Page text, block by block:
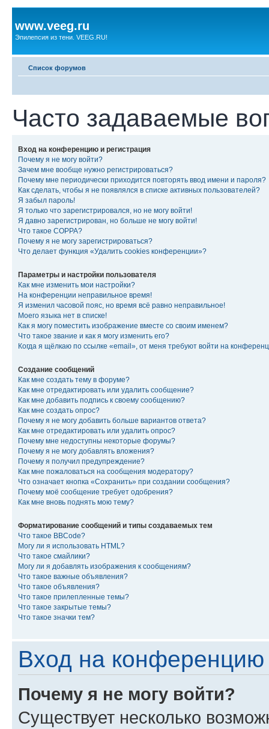
www.veeg.ru
Эпилепсия из тени. VEEG.RU!
Список форумов
Часто задаваемые
Вход на конференцию и регистрация
Почему я не могу войти?
Зачем мне вообще нужно регистрироваться?
Почему мне периодически приходится повторять ввод имени и пароля?
Как сделать, чтобы я не появлялся в списке активных пользователей?
Я забыл пароль!
Я только что зарегистрировался, но не могу войти!
Я давно зарегистрирован, но больше не могу войти!
Что такое COPPA?
Почему я не могу зарегистрироваться?
Что делает функция «Удалить cookies конференции»?
Параметры и настройки пользователя
Как мне изменить мои настройки?
На конференции неправильное время!
Я изменил часовой пояс, но время всё равно неправильное!
Моего языка нет в списке!
Как я могу поместить изображение вместе со своим именем?
Что такое звание и как я могу изменить его?
Когда я щёлкаю по ссылке «email», от меня требуют войти на
Создание сообщений
Как мне создать тему в форуме?
Как мне отредактировать или удалить сообщение?
Как мне добавить подпись к своему сообщению?
Как мне создать опрос?
Почему я не могу добавить больше вариантов ответа?
Как мне отредактировать или удалить опрос?
Почему мне недоступны некоторые форумы?
Почему я не могу добавлять вложения?
Почему я получил предупреждение?
Как мне пожаловаться на сообщения модератору?
Что означает кнопка «Сохранить» при создании сообщения?
Почему моё сообщение требует одобрения?
Как мне вновь поднять мою тему?
Форматирование сообщений и типы создаваемых тем
Что такое BBCode?
Могу ли я использовать HTML?
Что такое смайлики?
Могу ли я добавлять изображения к сообщениям?
Что такое важные объявления?
Что такое объявления?
Что такое прилепленные темы?
Что такое закрытые темы?
Что такое значки тем?
Вход на конференцию
Почему я не могу войти?
Существует несколько